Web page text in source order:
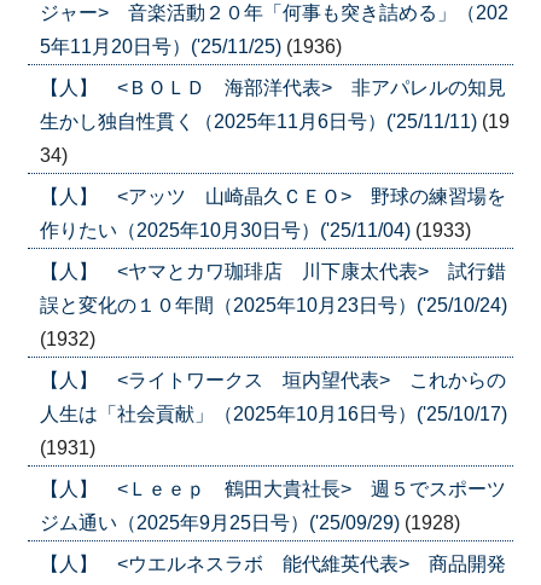
ジャー> 音楽活動２０年「何事も突き詰める」（202
5年11月20日号）('25/11/25) (1936)
【人】 <ＢＯＬＤ 海部洋代表> 非アパレルの知見
生かし独自性貫く（2025年11月6日号）('25/11/11) (19
34)
【人】 <アッツ 山崎晶久ＣＥＯ> 野球の練習場を
作りたい（2025年10月30日号）('25/11/04) (1933)
【人】 <ヤマとカワ珈琲店 川下康太代表> 試行錯
誤と変化の１０年間（2025年10月23日号）('25/10/24)
(1932)
【人】 <ライトワークス 垣内望代表> これからの
人生は「社会貢献」（2025年10月16日号）('25/10/17)
(1931)
【人】 <Ｌｅｅｐ 鶴田大貴社長> 週５でスポーツ
ジム通い（2025年9月25日号）('25/09/29) (1928)
【人】 <ウエルネスラボ 能代維英代表> 商品開発